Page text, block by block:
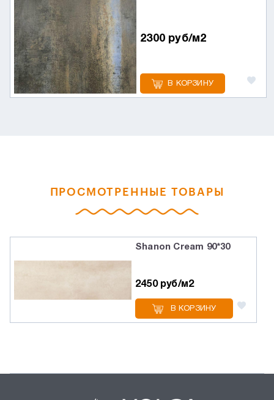
2300 руб/м2
В КОРЗИНУ
ПРОСМОТРЕННЫЕ ТОВАРЫ
Shanon Cream 90*30
2450 руб/м2
В КОРЗИНУ